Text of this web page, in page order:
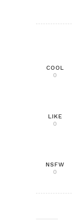
COOL
0
LIKE
0
NSFW
0